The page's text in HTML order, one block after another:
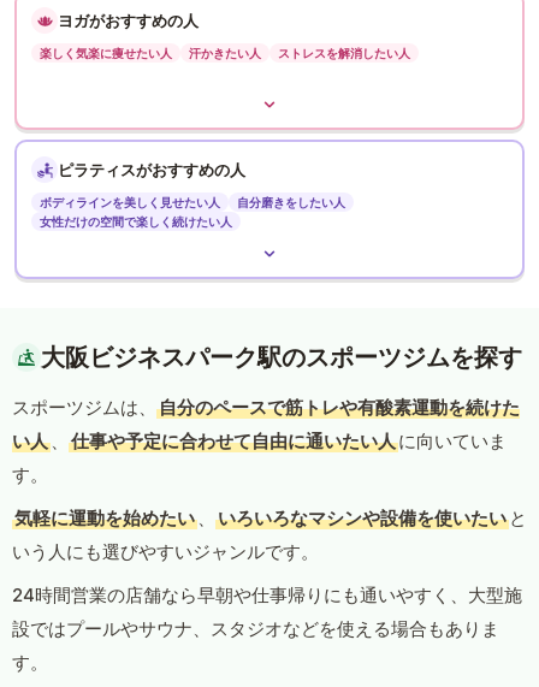
ヨガがおすすめの人
楽しく気楽に痩せたい人 汗かきたい人 ストレスを解消したい人
ピラティスがおすすめの人
ボディラインを美しく見せたい人
自分磨きをしたい人
女性だけの空間で楽しく続けたい人
大阪ビジネスパーク駅のスポーツジムを探す
スポーツジムは、
自分のペースで筋トレや有酸素運動を続けた
い人 、 仕事や予定に合わせて自由に通いたい人に向いていま
す。
気軽に運動を始めたい 、 いろいろなマシンや設備を使いたい と
いう人にも選びやすいジャンルです。
24時間営業の店舗なら早朝や仕事帰りにも通いやすく、大型施
設ではプールやサウナ、スタジオなどを使える場合もありま
す。